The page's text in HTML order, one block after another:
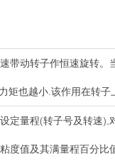
带动转子作恒速旋转
矩也越小.该作用在转
定量程(转子号及转速
度值及其满量程百分比